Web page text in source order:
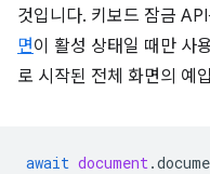
것입니다. 키보드 잠금
면이 활성 상태일 때만 사
로 시작된 전체 화면의 예
await document.